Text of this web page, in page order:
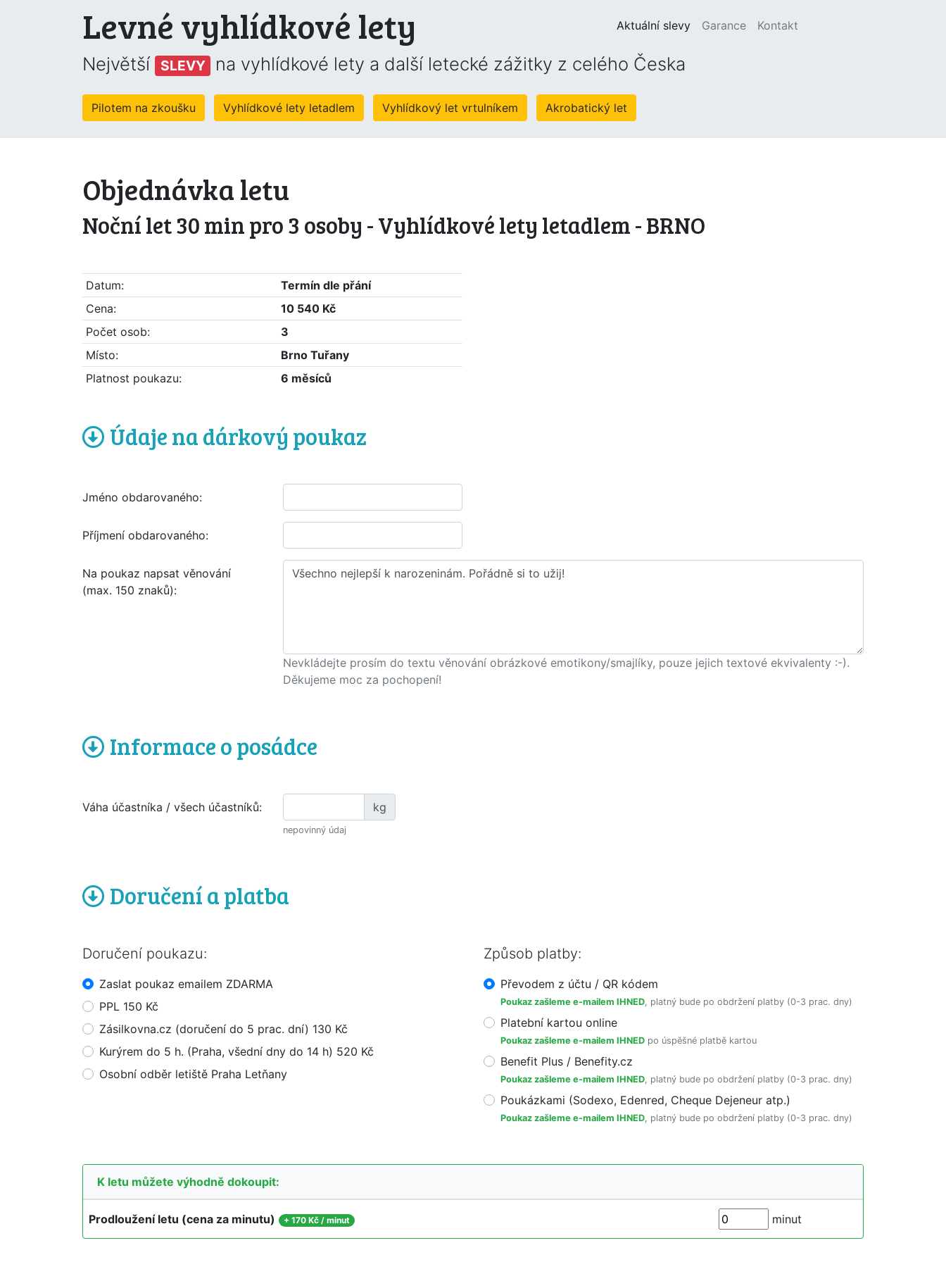
Levné vyhlídkové lety Aktuální slevy(current)
Garance Kontakt
Největší SLEVY na vyhlídkové lety a další letecké zážitky z celého Česka
Pilotem na zkoušku Vyhlídkové lety letadlem Vyhlídkový let vrtulníkem Akrobatický let
Objednávka letu
Noční let 30 min pro 3 osoby - Vyhlídkové lety letadlem - BRNO
Datum:
Termín dle přání
Cena:
10 540 Kč
Počet osob:
3
Místo:
Brno Tuřany
Platnost poukazu:
6 měsíců
Údaje na dárkový poukaz
Jméno obdarovaného:
Příjmení obdarovaného:
Na poukaz napsat věnování
(max. 150 znaků):
Nevkládejte prosím do textu věnování obrázkové emotikony/smajlíky, pouze jejich textové ekvivalenty :-).
Děkujeme moc za pochopení!
Informace o posádce
Váha účastníka / všech účastníků: kg
nepovinný údaj
Doručení a platba
Doručení poukazu:
Zaslat poukaz emailem ZDARMA
PPL 150 Kč
Zásilkovna.cz (doručení do 5 prac. dní) 130 Kč
Kurýrem do 5 h. (Praha, všední dny do 14 h) 520 Kč
Osobní odběr letiště Praha Letňany
Způsob platby:
Převodem z účtu / QR kódem
Poukaz zašleme e-mailem IHNED, platný bude po obdržení platby (0-3 prac. dny)
Platební kartou online
Poukaz zašleme e-mailem IHNED po úspěšné platbě kartou
Benefit Plus / Benefity.cz
Poukaz zašleme e-mailem IHNED, platný bude po obdržení platby (0-3 prac. dny)
Poukázkami (Sodexo, Edenred, Cheque Dejeneur atp.)
Poukaz zašleme e-mailem IHNED, platný bude po obdržení platby (0-3 prac. dny)
K letu můžete výhodně dokoupit:
Prodloužení letu (cena za minutu) +170 Kč / minut minut